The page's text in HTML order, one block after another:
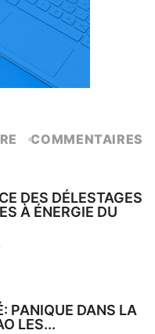
COMMENTAIRES
DES DÉLESTAGES
À ÉNERGIE DU
PANIQUE DANS LA
LES...